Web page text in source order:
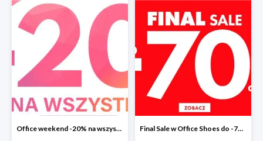
Office weekend -20% na wszystko Final Sale w Office Shoes do -70%